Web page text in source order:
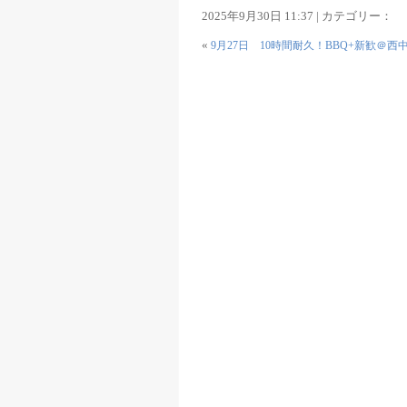
2025年9月30日 11:37 | カテゴリー：
« 9月27日 10時間耐久！BBQ+新歓＠西